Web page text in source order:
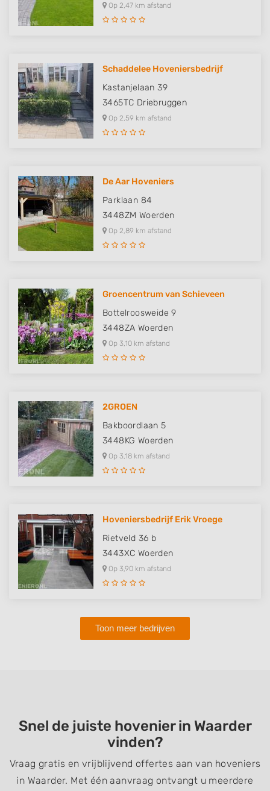
Op 2,47 km afstand
Schaddelee Hoveniersbedrijf
Kastanjelaan 39
3465TC Driebruggen
Op 2,59 km afstand
De Aar Hoveniers
Parklaan 84
3448ZM Woerden
Op 2,89 km afstand
Groencentrum van Schieveen
Bottelroosweide 9
3448ZA Woerden
Op 3,10 km afstand
2GROEN
Bakboordlaan 5
3448KG Woerden
Op 3,18 km afstand
Hoveniersbedrijf Erik Vroege
Rietveld 36 b
3443XC Woerden
Op 3,90 km afstand
Toon meer bedrijven
Snel de juiste hovenier in Waarder
vinden?
Vraag gratis en vrijblijvend offertes aan van hoveniers
in Waarder. Met één aanvraag ontvangt u meerdere